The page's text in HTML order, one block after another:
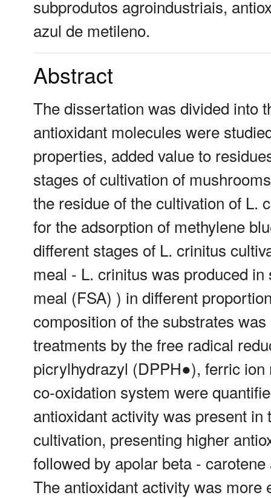
subprodutos agroindustriais,
azul de metileno.
Abstract
The dissertation was divided into
antioxidant molecules were
properties, added value to
stages of cultivation of
the residue of the cultivation of L.
for the adsorption of methylene
different stages of L. crinitus
meal - L. crinitus was produced
meal (FSA) ) in different
composition of the substrates
treatments by the free radical
picrylhydrazyl (DPPH●), ferric
co-oxidation system were
antioxidant activity was present
cultivation, presenting higher
followed by apolar beta -
The antioxidant activity was more